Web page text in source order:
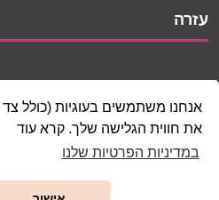
אנחנו משתמשים בעוגיות (כולל
את חווית הגלישה שלך. קרא עוד
במדיניות הפרטיות שלנו
עזרה